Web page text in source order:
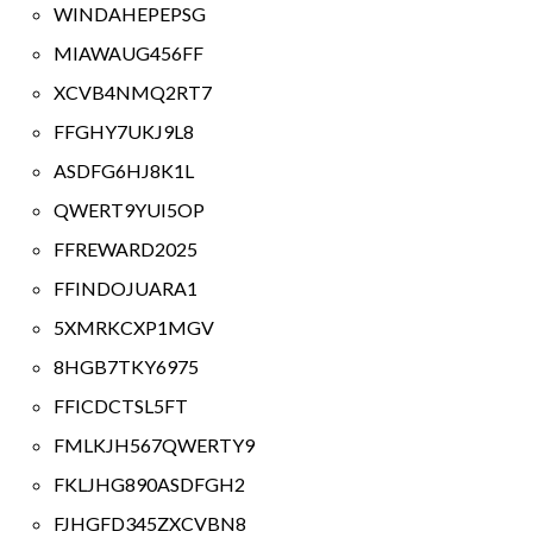
WINDAHEPEPSG
MIAWAUG456FF
XCVB4NMQ2RT7
FFGHY7UKJ9L8
ASDFG6HJ8K1L
QWERT9YUI5OP
FFREWARD2025
FFINDOJUARA1
5XMRKCXP1MGV
8HGB7TKY6975
FFICDCTSL5FT
FMLKJH567QWERTY9
FKLJHG890ASDFGH2
FJHGFD345ZXCVBN8